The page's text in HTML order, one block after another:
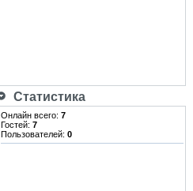
Статистика
Онлайн всего: 7
Гостей: 7
Пользователей: 0